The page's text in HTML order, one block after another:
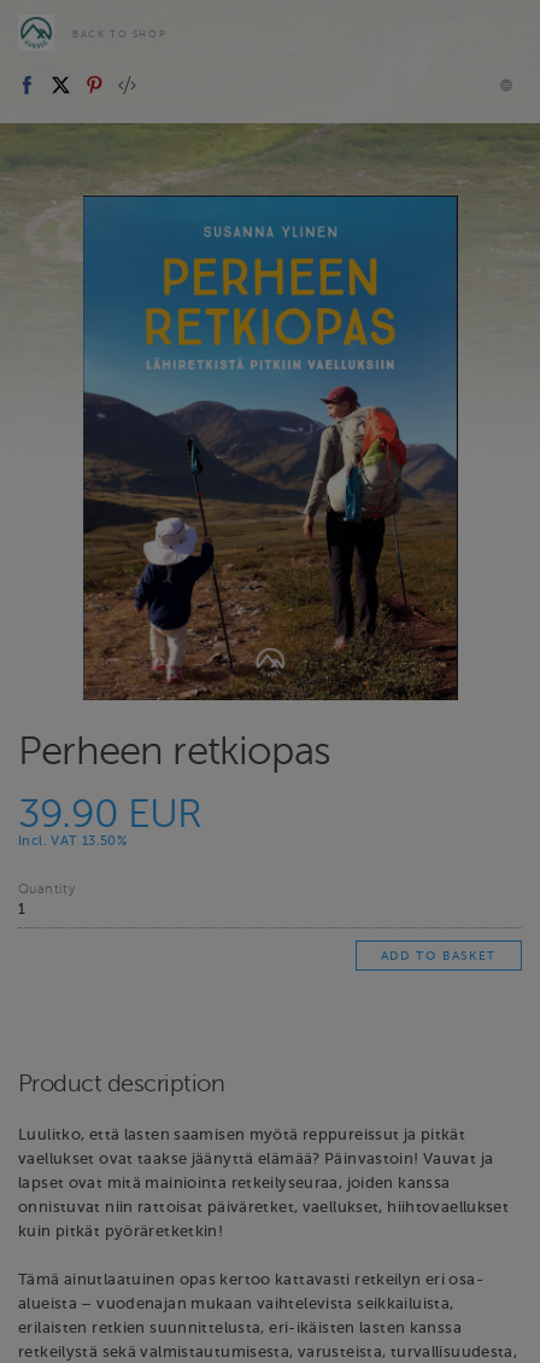
BACK TO SHOP
Perheen retkiopas
39.90 EUR
Incl. VAT 13.50%
Quantity
Product description
Luulitko, että lasten saamisen myötä reppureissut ja pitkät
vaellukset ovat taakse jäänyttä elämää? Päinvastoin! Vauvat ja
lapset ovat mitä mainiointa retkeilyseuraa, joiden kanssa
onnistuvat niin rattoisat päiväretket, vaellukset, hiihtovaellukset
kuin pitkät pyöräretketkin!
Tämä ainutlaatuinen opas kertoo kattavasti retkeilyn eri osa-
alueista – vuodenajan mukaan vaihtelevista seikkailuista,
erilaisten retkien suunnittelusta, eri-ikäisten lasten kanssa
retkeilystä sekä valmistautumisesta, varusteista, turvallisuudesta,